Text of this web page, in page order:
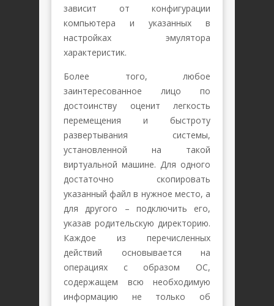
зависит от конфигурации
компьютера и указанных в
настройках эмулятора
характеристик.
Более того, любое
заинтересованное лицо по
достоинству оценит легкость
перемещения и быстроту
развертывания системы,
установленной на такой
виртуальной машине. Для одного
достаточно скопировать
указанный файл в нужное место, а
для другого – подключить его,
указав родительскую директорию.
Каждое из перечисленных
действий основывается на
операциях с образом ОС,
содержащем всю необходимую
информацию не только об